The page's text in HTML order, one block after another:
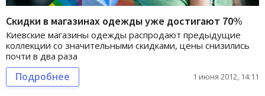
Скидки в магазинах одежды уже достигают 70%
Киевские магазины одежды распродают предыдущие
коллекции со значительными скидками, цены снизились
почти в два раза
Подробнее 1 июня 2012, 14:11